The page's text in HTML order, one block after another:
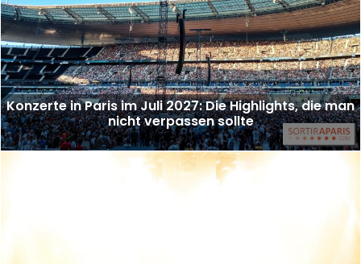
Konzerte in Paris im Juli 2027: Die Highlights, die man
nicht verpassen sollte